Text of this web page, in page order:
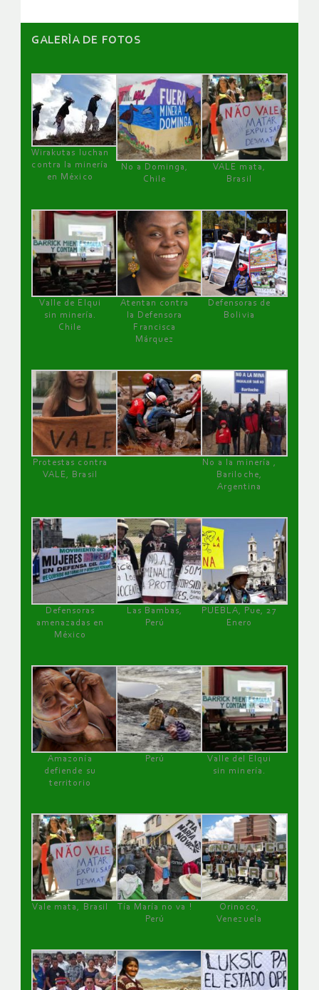
GALERÌA DE FOTOS
Wirakutas luchan
contra la minería
en México
No a Dominga,
Chile
VALE mata,
Brasil
Valle de Elqui
sin minería.
Chile
Atentan contra
la Defensora
Francisca
Márquez
Defensoras de
Bolivia
Protestas contra
VALE, Brasil
No a la minería ,
Bariloche,
Argentina
Defensoras
amenazadas en
México
Las Bambas,
Perú
PUEBLA, Pue, 27
Enero
Amazonía
defiende su
territorio
Perú
Valle del Elqui
sin minería.
Vale mata, Brasil
Tía María no va !
Perú
Orinoco,
Venezuela